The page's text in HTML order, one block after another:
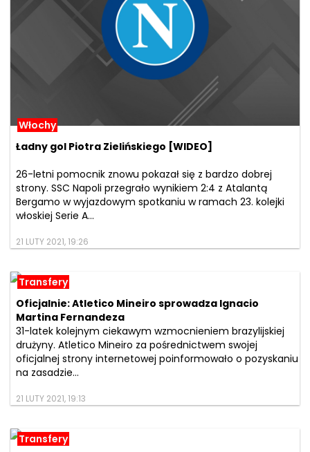
Włochy
Ładny gol Piotra Zielińskiego [WIDEO]
26-letni pomocnik znowu pokazał się z bardzo dobrej
strony. SSC Napoli przegrało wynikiem 2:4 z Atalantą
Bergamo w wyjazdowym spotkaniu w ramach 23. kolejki
włoskiej Serie A...
21 LUTY 2021, 19:26
Transfery
Oficjalnie: Atletico Mineiro sprowadza Ignacio
Martina Fernandeza
31-latek kolejnym ciekawym wzmocnieniem brazylijskiej
drużyny. Atletico Mineiro za pośrednictwem swojej
oficjalnej strony internetowej poinformowało o pozyskaniu
na zasadzie...
21 LUTY 2021, 19:13
Transfery